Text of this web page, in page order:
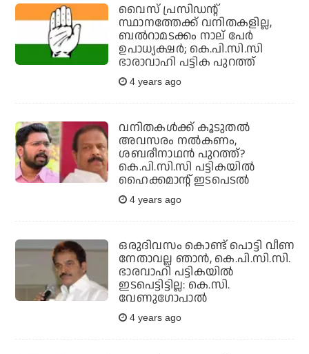
വൈസ് പ്രസിഡന്റ്
സ്ഥാനത്തേക്ക് വനിതകളില്ല,
ബല്‍റാമടക്കം നാല് പേര്‍
ഉപാധ്യക്ഷര്‍; കെ.പി.സി.സി
ഭാരാവാഹി പട്ടിക പുറത്ത്
4 years ago
വനിതകള്‍ക്ക് കൂടുതല്‍
അവസരം നല്‍കണം,
ശബരീനാഥന്‍ പുറത്ത്?
കെ.പി.സി.സി പട്ടികയില്‍
ഹൈക്കമാന്റ് ഇടപെടല്‍
4 years ago
ഒരുദിവസം കൊണ്ട് പൊട്ടി വീണ
നേതാവല്ല ഞാന്‍, കെ.പി.സി.സി.
ഭാരവാഹി പട്ടികയില്‍
ഇടപെട്ടിട്ടില്ല: കെ.സി.
വേണുഗോപാല്‍
4 years ago